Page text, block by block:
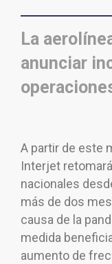
La
anunciar
A partir de este
Interjet
nacionales
más de dos
causa de la
medida
aumento de